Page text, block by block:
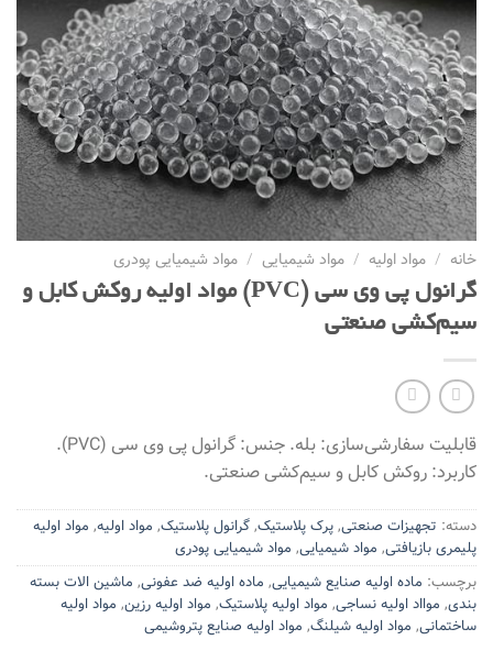
خانه / مواد اولیه / مواد شیمیایی / مواد شیمیایی پودری
گرانول پی وی سی (PVC) مواد اولیه روکش کابل و
سیم‌کشی صنعتی
قابلیت سفارشی‌سازی: بله. جنس: گرانول پی وی سی (PVC).
کاربرد: روکش کابل و سیم‌کشی صنعتی.
دسته: تجهیزات صنعتی, پرک پلاستیک, گرانول پلاستیک, مواد اولیه, مواد اولیه
پلیمری بازیافتی, مواد شیمیایی, مواد شیمیایی پودری
برچسب: ماده اولیه صنایع شیمیایی, ماده اولیه ضد عفونی, ماشین الات بسته
بندی, موااد اولیه نساجی, مواد اولیه پلاستیک, مواد اولیه رزین, مواد اولیه
ساختمانی, مواد اولیه شیلنگ, مواد اولیه صنایع پتروشیمی